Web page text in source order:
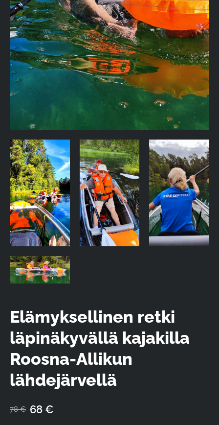
Elämyksellinen retki
läpinäkyvällä kajakilla
Roosna-Allikun
lähdejärvellä
78 € 68 €